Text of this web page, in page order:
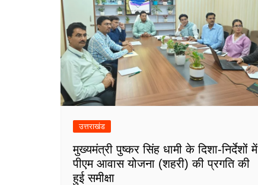
उत्तराखंड
मुख्यमंत्री पुष्कर सिंह धामी के दिशा-निर्देशों में
पीएम आवास योजना (शहरी) की प्रगति की
हुई समीक्षा